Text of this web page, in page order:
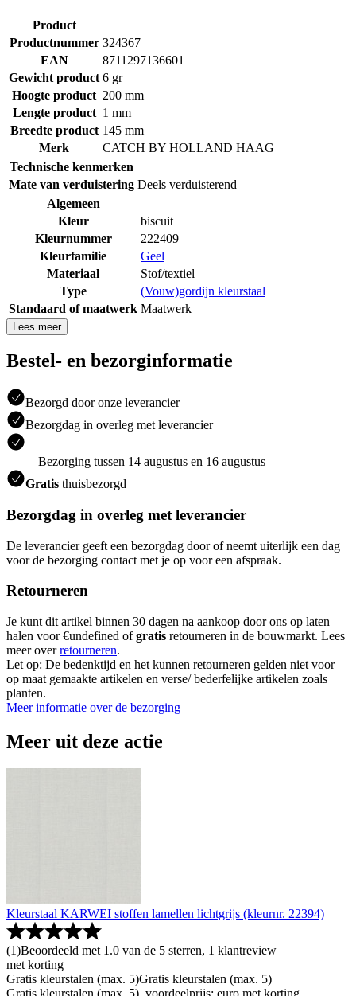
Product
Productnummer 324367
EAN
8711297136601
Gewicht product 6 gr
Hoogte product 200 mm
Lengte product 1 mm
Breedte product 145 mm
Merk
CATCH BY HOLLAND HAAG
Technische kenmerken
Mate van verduistering Deels verduisterend
Algemeen
Kleur
biscuit
Kleurnummer
222409
Kleurfamilie
Geel
Materiaal
Stof/textiel
Type
(Vouw)gordijn kleurstaal
Standaard of maatwerk Maatwerk
Lees meer
Bestel- en bezorginformatie
Bezorgd door onze leverancier
Bezorgdag in overleg met leverancier
Bezorging tussen 14 augustus en 16 augustus
Gratis thuisbezorgd
Bezorgdag in overleg met leverancier
De leverancier geeft een bezorgdag door of neemt uiterlijk een dag
voor de bezorging contact met je op voor een afspraak.
Retourneren
Je kunt dit artikel binnen 30 dagen na aankoop door ons op laten
halen voor €undefined ofgratis retourneren in de bouwmarkt. Lees
meer overretourneren.
Let op: De bedenktijd en het kunnen retourneren gelden niet voor
op maat gemaakte artikelen en verse/ bederfelijke artikelen zoals
planten.
Meer informatie over de bezorging
Meer uit deze actie
Kleurstaal KARWEI stoffen lamellen lichtgrijs (kleurnr. 22394)
(1)Beoordeeld met 1.0 van de 5 sterren, 1 klantreview
met korting
Gratis kleurstalen (max. 5)Gratis kleurstalen (max. 5)
Gratis kleurstalen (max. 5), voordeelprijs: euro met korting